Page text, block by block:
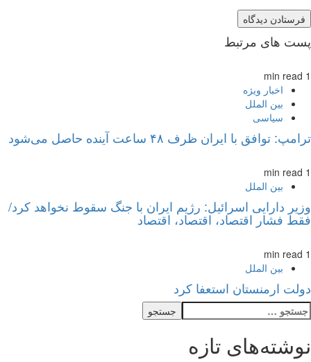
پست های مرتبط
1 min read
اخبار ویژه
بین الملل
سیاسی
ترامپ: توافق با ایران ظرف ۴۸ ساعت آینده حاصل می‌شود
1 min read
بین الملل
وزیر دارایی اسرائیل: رژیم ایران با جنگ سقوط نخواهد کرد/
فقط فشار اقتصاد، اقتصاد، اقتصاد
1 min read
بین الملل
دولت ارمنستان استعفا کرد
جستجو
برای:
نوشته‌های تازه